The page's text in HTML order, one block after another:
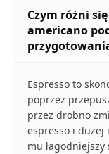
Czym różni
americano
Espresso to
poprzez
przez drobno
espresso i dużej
mu